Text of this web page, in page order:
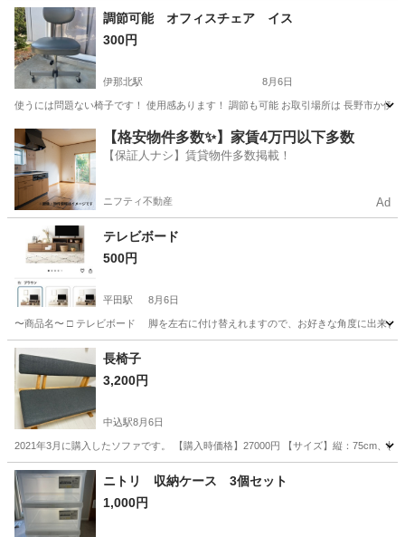
長野 上田市 テーブル
調節可能 オフィスチェア イス
300円
伊那北駅 8月6日
使うには問題ない椅子です！ 使用感あります！ 調節も可能 お取引場所は 長野市か伊
長野 伊那市 伊那北駅 椅子 イス
【格安物件多数✨】家賃4万円以下多数
【保証人ナシ】賃貸物件多数掲載！
ニフティ不動産 Ad
テレビボード
500円
平田駅 8月6日
〜商品名〜 □ テレビボード 脚を左右に付け替えれますので、お好きな角度に出来ま
長野 松本市 平田駅
長椅子
3,200円
中込駅8月6日
2021年3月に購入したソファです。 【購入時価格】27000円 【サイズ】縦：75cm、
長野 佐久市 中込駅 椅子
ニトリ 収納ケース 3個セット
1,000円